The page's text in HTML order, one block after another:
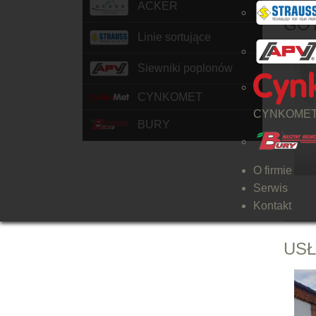
O firmie
Serwis
Kontakt
ACKER
Linie sortujące
Siewniki poplonów
CYNKOMET
BURY